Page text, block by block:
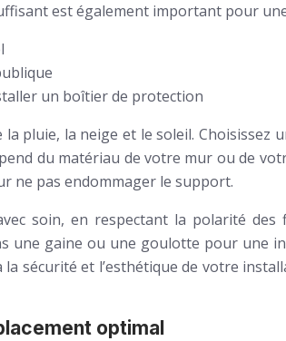
est également important pour
un boîtier de protection
pluie, la neige et le soleil. Choisissez
du matériau de votre mur ou de
ne pas endommager le support.
soin, en respectant la polarité
une gaine ou une goulotte pour une
et l’esthétique de votre
optimal